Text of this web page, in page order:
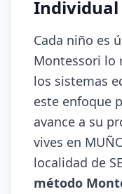
Individual
Cada niño es
Montessori lo
los sistemas
este enfoque
avance a su
vives en
localidad de
método